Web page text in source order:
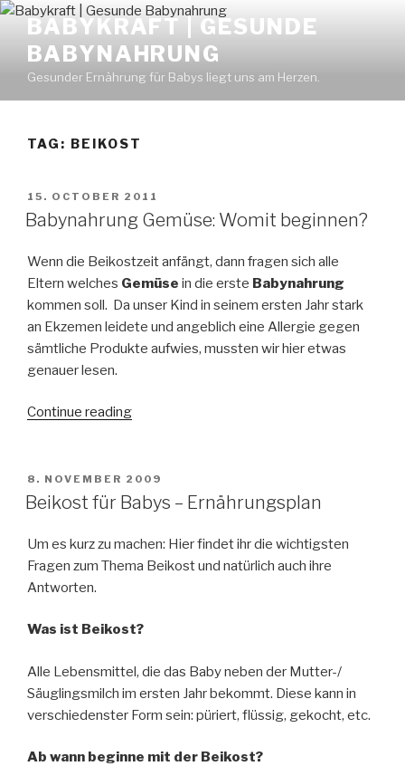
Skip
content
BABYKRAFT | GESUNDE
BABYNAHRUNG
Gesunder Ernährung für Babys liegt uns am Herzen.
TAG: BEIKOST
POSTED
ON
15. OCTOBER 2011
Babynahrung Gemüse: Womit beginnen?
Wenn die Beikostzeit anfängt, dann fragen sich alle
Eltern welches Gemüse in die erste Babynahrung
kommen soll. Da unser Kind in seinem ersten Jahr stark
an Ekzemen leidete und angeblich eine Allergie gegen
sämtliche Produkte aufwies, mussten wir hier etwas
genauer lesen.
Continue reading
beginnen?”
POSTED
ON
8. NOVEMBER 2009
Beikost für Babys – Ernährungsplan
Um es kurz zu machen: Hier findet ihr die wichtigsten
Fragen zum Thema Beikost und natürlich auch ihre
Antworten.
Was ist Beikost?
Alle Lebensmittel, die das Baby neben der Mutter-/
Säuglingsmilch im ersten Jahr bekommt. Diese kann in
verschiedenster Form sein: püriert, flüssig, gekocht, etc.
Ab wann beginne mit der Beikost?